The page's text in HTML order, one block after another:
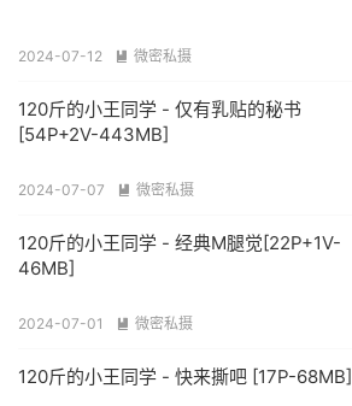
2024-07-12  微密私摄
120斤的小王同学 - 仅有乳贴的秘书
[54P+2V-443MB]
2024-07-07  微密私摄
120斤的小王同学 - 经典M腿觉[22P+1V-
46MB]
2024-07-01  微密私摄
120斤的小王同学 - 快来撕吧 [17P-68MB]